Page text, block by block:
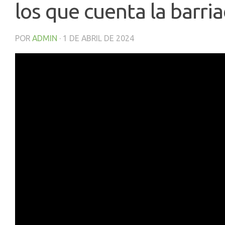
los que cuenta la
POR ADMIN · 1 DE ABRIL DE 2024